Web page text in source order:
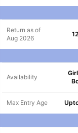
Return as of
Aug 2026
Availability
Max Entry Age